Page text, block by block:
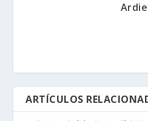
ARTÍCULOS